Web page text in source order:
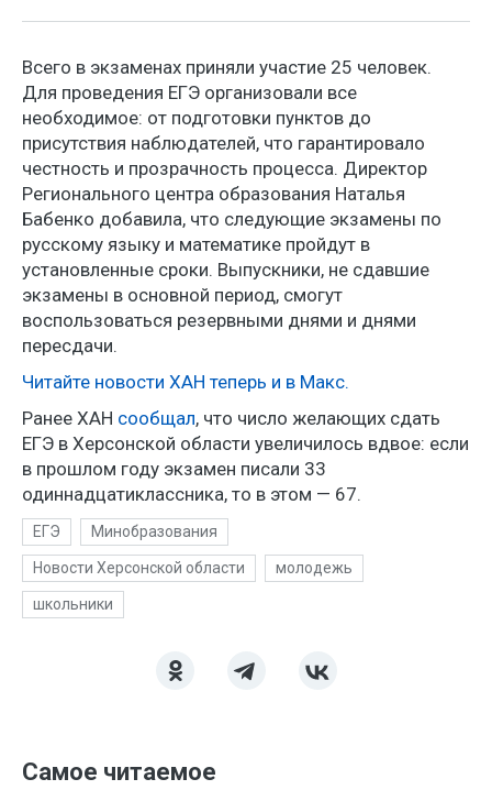
Всего в экзаменах приняли участие 25 человек.
Для проведения ЕГЭ организовали все
необходимое: от подготовки пунктов до
присутствия наблюдателей, что гарантировало
честность и прозрачность процесса. Директор
Регионального центра образования Наталья
Бабенко добавила, что следующие экзамены по
русскому языку и математике пройдут в
установленные сроки. Выпускники, не сдавшие
экзамены в основной период, смогут
воспользоваться резервными днями и днями
пересдачи.
Читайте новости ХАН теперь и в Макс.
Ранее ХАН сообщал, что число желающих сдать
ЕГЭ в Херсонской области увеличилось вдвое: если
в прошлом году экзамен писали 33
одиннадцатиклассника, то в этом — 67.
ЕГЭ Минобразования
Новости Херсонской области молодежь
школьники
Самое читаемое